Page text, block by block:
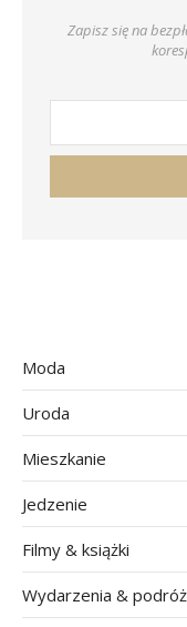
Zapisz się na
Moda
Uroda
Mieszkanie
Jedzenie
Filmy & książki
Wydarzenia &